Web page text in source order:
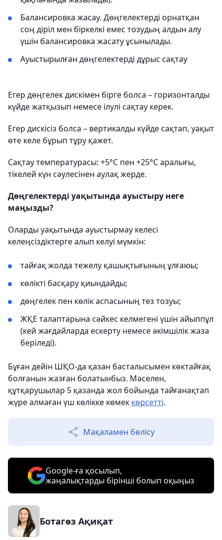
Балансировка жасау. Дөңгелектерді орнатқан
соң діріл мен біркелкі емес тозудың алдын алу
үшін балансировка жасату ұсынылады.
Ауыстырылған дөңгелектерді дұрыс сақтау
Егер дөңгелек дискімен бірге болса – горизонталды
күйде жатқызып немесе ілулі сақтау керек.
Егер дискісіз болса – вертикалды күйде сақтап, уақыт
өте келе бұрып тұру қажет.
Сақтау температурасы: +5°C пен +25°C аралығы,
тікелей күн сәулесінен аулақ жерде.
Дөңгелектерді уақытында ауыстыру неге
маңызды?
Оларды уақытында ауыстырмау келесі
келеңсіздіктерге алып келуі мүмкін:
тайғақ жолда тежелу қашықтығының ұлғаюы;
көлікті басқару қиындайды;
дөңгелек пен көлік аспасының тез тозуы;
ЖҚЕ талаптарына сәйкес келмегені үшін айыппұл
(кей жағдайларда ескерту немесе әкімшілік жаза
беріледі).
Бұған дейін ШҚО-да қазан басталысымен көктайғақ
болғанын жазған болатынбыз. Мәселен,
құтқарушылар 5 қазанда жол бойында тайғанақтап
жүре алмаған үш көлікке көмек көрсетті.
Мақаламен бөлісу
Google-ға қосылып,
жаңалықтарды бірінші болып оқыңыз
Ботагөз Ақиқат